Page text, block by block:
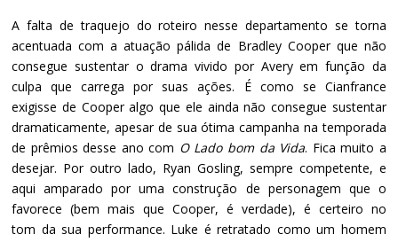
A falta de traquejo do roteiro nesse departamento se torna
acentuada com a atuação pálida de Bradley Cooper que não
consegue sustentar o drama vivido por Avery em função da
culpa que carrega por suas ações. É como se Cianfrance
exigisse de Cooper algo que ele ainda não consegue sustentar
dramaticamente, apesar de sua ótima campanha na temporada
de prêmios desse ano com O Lado bom da Vida. Fica muito a
desejar. Por outro lado, Ryan Gosling, sempre competente, e
aqui amparado por uma construção de personagem que o
favorece (bem mais que Cooper, é verdade), é certeiro no
tom da sua performance. Luke é retratado como um homem